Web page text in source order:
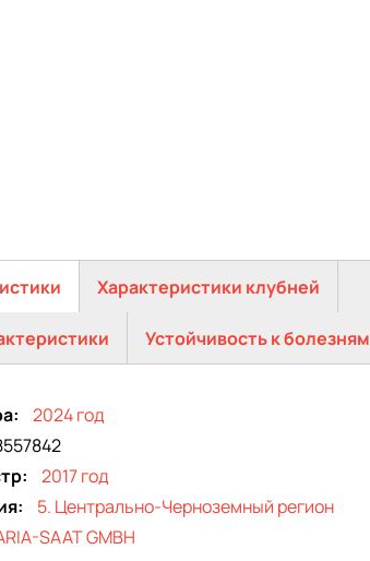
Характеристики клубней
Устойчивость к болезням
2024 год
2017 год
5. Центрально-Черноземный регион
SAAT GMBH